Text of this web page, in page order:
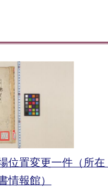
位置変更一件（所在
情報館）